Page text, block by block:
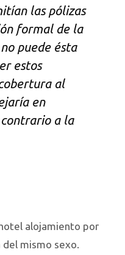
las pólizas
formal de la
puede ésta
estos
al
en
a la
alojamiento por
mismo sexo.